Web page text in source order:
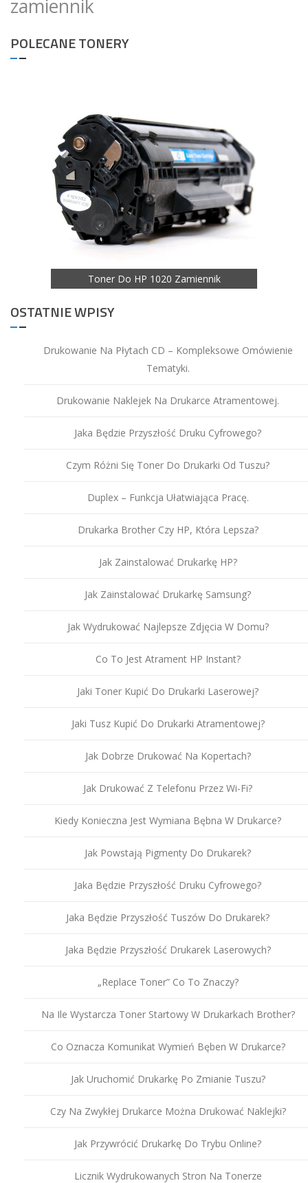
zamiennik
POLECANE TONERY
Toner Do HP 1020 Zamiennik
OSTATNIE WPISY
Drukowanie Na Płytach CD – Kompleksowe Omówienie
Tematyki.
Drukowanie Naklejek Na Drukarce Atramentowej.
Jaka Będzie Przyszłość Druku Cyfrowego?
Czym Różni Się Toner Do Drukarki Od Tuszu?
Duplex – Funkcja Ułatwiająca Pracę.
Drukarka Brother Czy HP, Która Lepsza?
Jak Zainstalować Drukarkę HP?
Jak Zainstalować Drukarkę Samsung?
Jak Wydrukować Najlepsze Zdjęcia W Domu?
Co To Jest Atrament HP Instant?
Jaki Toner Kupić Do Drukarki Laserowej?
Jaki Tusz Kupić Do Drukarki Atramentowej?
Jak Dobrze Drukować Na Kopertach?
Jak Drukować Z Telefonu Przez Wi-Fi?
Kiedy Konieczna Jest Wymiana Bębna W Drukarce?
Jak Powstają Pigmenty Do Drukarek?
Jaka Będzie Przyszłość Druku Cyfrowego?
Jaka Będzie Przyszłość Tuszów Do Drukarek?
Jaka Będzie Przyszłość Drukarek Laserowych?
„Replace Toner” Co To Znaczy?
Na Ile Wystarcza Toner Startowy W Drukarkach Brother?
Co Oznacza Komunikat Wymień Bęben W Drukarce?
Jak Uruchomić Drukarkę Po Zmianie Tuszu?
Czy Na Zwykłej Drukarce Można Drukować Naklejki?
Jak Przywrócić Drukarkę Do Trybu Online?
Licznik Wydrukowanych Stron Na Tonerze